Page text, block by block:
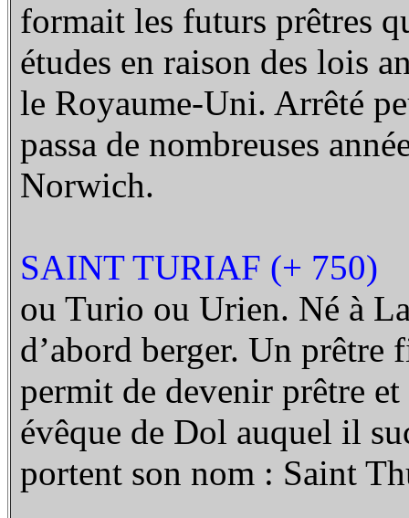
formait les futurs prêtres
études en raison des lois
le Royaume-Uni. Arrêté
passa de nombreuses
Norwich.
SAINT TURIAF (+ 750)
ou Turio ou Urien. Né à
d’abord berger. Un
permit de devenir prêtre et
évêque de Dol auquel il
portent son nom : Saint